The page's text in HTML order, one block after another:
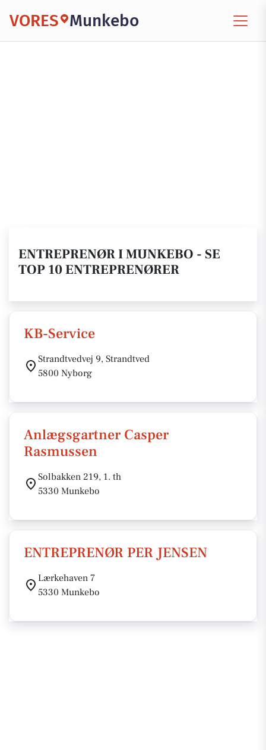
VORES Munkebo
ENTREPRENØR I MUNKEBO - SE
TOP 10 ENTREPRENØRER
KB-Service
Strandtvedvej 9, Strandtved
5800 Nyborg
Anlægsgartner Casper
Rasmussen
Solbakken 219, 1. th
5330 Munkebo
ENTREPRENØR PER JENSEN
Lærkehaven 7
5330 Munkebo